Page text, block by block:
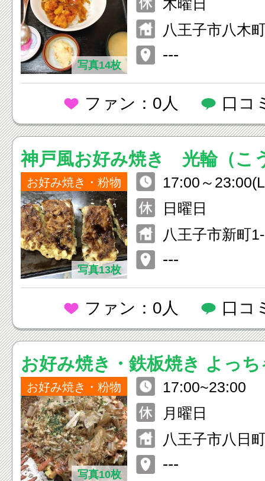
写真14枚
木曜日
八王子市八木
---
ファン：0人 口コ
神戸風お好み焼き 光輪（こ
お好み焼き・粉物
写真13枚
17:00～
日曜日
八王子市新町
---
ファン：0人 口コ
お好み焼き・鉄板焼
お好み焼き・粉物
写真10枚
17:00~23:00
月曜日
八王子市八日
---